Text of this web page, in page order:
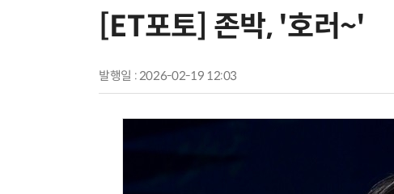
[ET포토] 존박, '호러~'
발행일 : 2026-02-19 12:03